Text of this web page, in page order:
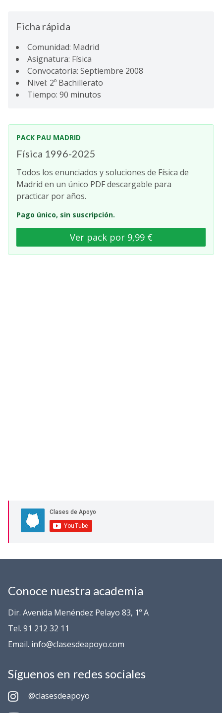
Ficha rápida
Comunidad: Madrid
Asignatura: Física
Convocatoria: Septiembre 2008
Nivel: 2º Bachillerato
Tiempo: 90 minutos
PACK PAU MADRID
Física 1996-2025
Todos los enunciados y soluciones de Física de
Madrid en un único PDF descargable para
practicar por años.
Pago único, sin suscripción.
Ver pack por 9,99 €
Conoce nuestra academia
Dir. Avenida Menéndez Pelayo 83, 1º A
Tel. 91 212 32 11
Email. info@clasesdeapoyo.com
Síguenos en redes sociales
@clasesdeapoyo